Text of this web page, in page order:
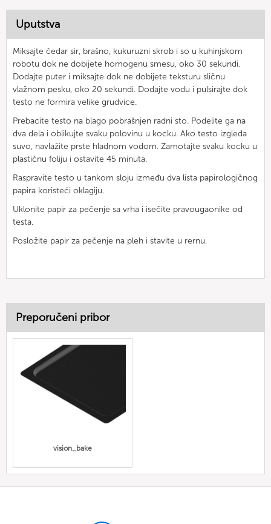
Uputstva
Miksajte čedar sir, brašno, kukuruzni skrob i so u kuhinjskom
robotu dok ne dobijete homogenu smesu, oko 30 sekundi.
Dodajte puter i miksajte dok ne dobijete teksturu sličnu
vlažnom pesku, oko 20 sekundi. Dodajte vodu i pulsirajte dok
testo ne formira velike grudvice.
Prebacite testo na blago pobrašnjen radni sto. Podelite ga na
dva dela i oblikujte svaku polovinu u kocku. Ako testo izgleda
suvo, navlažite prste hladnom vodom. Zamotajte svaku kocku u
plastičnu foliju i ostavite 45 minuta.
Raspravite testo u tankom sloju između dva lista papirologičnog
papira koristeći oklagiju.
Uklonite papir za pečenje sa vrha i isečite pravougaonike od
testa.
Posložite papir za pečenje na pleh i stavite u rernu.
Preporučeni pribor
vision_bake